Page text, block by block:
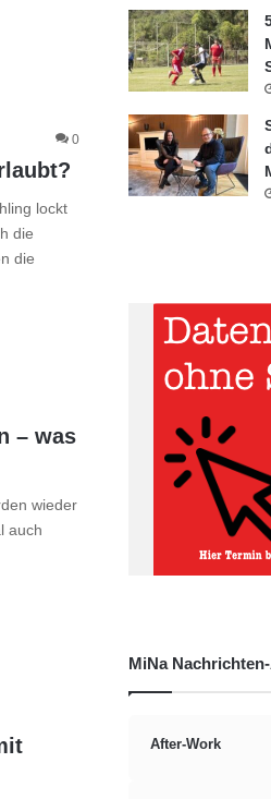
0
lockt
die
die
– was
wieder
auch
MiNa
After-Work